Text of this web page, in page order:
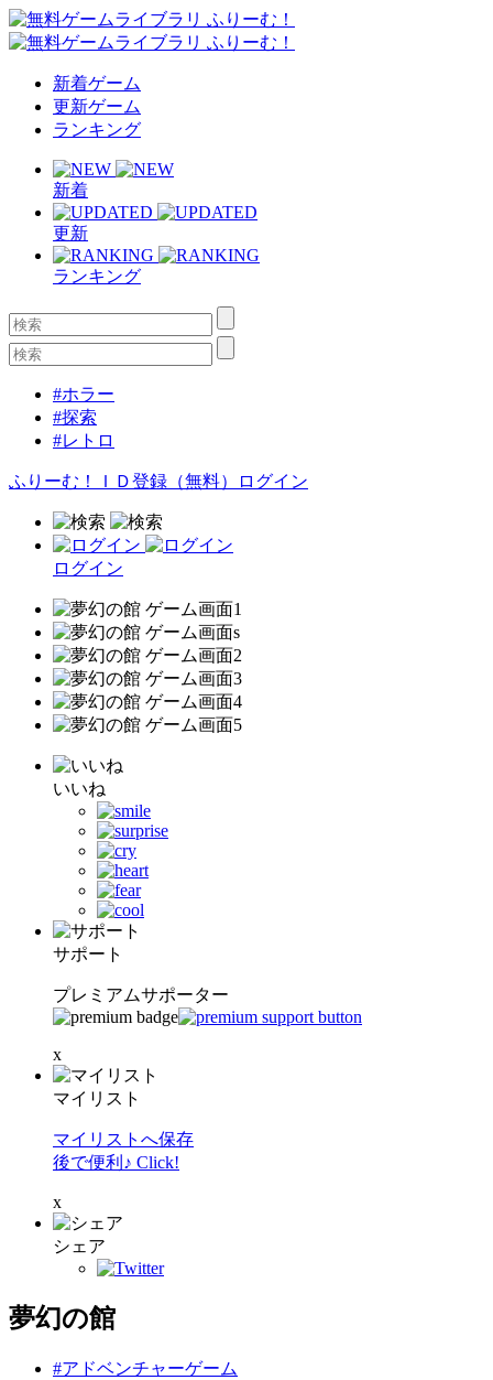
新着ゲーム
更新ゲーム
ランキング
新着
更新
ランキング
#ホラー
#探索
#レトロ
ふりーむ！ＩＤ登録（無料） ログイン
ログイン
いいね
サポート
プレミアムサポーター
x
マイリスト
マイリストへ保存
後で便利♪ Click!
x
シェア
夢幻の館
#アドベンチャーゲーム